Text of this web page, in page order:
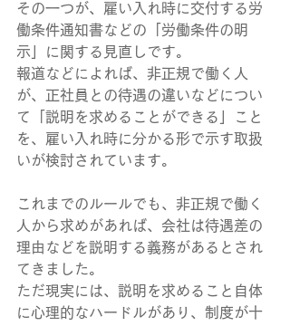
その一つが、雇い入れ時に交付する労
働条件通知書などの「労働条件の明
示」に関する見直しです。
報道などによれば、非正規で働く人
が、正社員との待遇の違いなどについ
て「説明を求めることができる」こと
を、雇い入れ時に分かる形で示す取扱
いが検討されています。
これまでのルールでも、非正規で働く
人から求めがあれば、会社は待遇差の
理由などを説明する義務があるとされ
てきました。
ただ現実には、説明を求めること自体
に心理的なハードルがあり、制度が十